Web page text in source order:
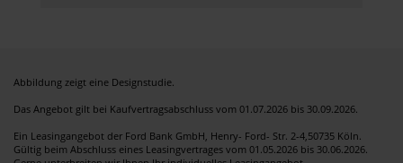
Abbildung zeigt eine Designstudie.
Das Angebot gilt bei Kaufvertragsabschluss vom 01.07.2026 bis 30.09.2026.
Ein Leasingangebot der Ford Bank GmbH, Henry- Ford- Str. 2-4,50735 Köln.
Gültig beim Abschluss eines Leasingvertrages vom 01.05.2026 bis 30.06.2026.